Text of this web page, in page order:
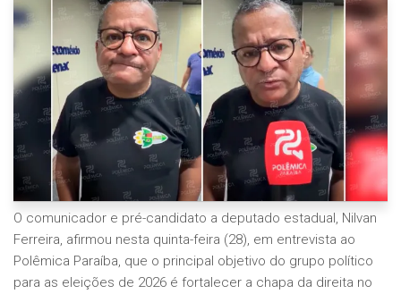
O comunicador e pré-candidato a deputado estadual, Nilvan
Ferreira, afirmou nesta quinta-feira (28), em entrevista ao
Polêmica Paraíba, que o principal objetivo do grupo político
para as eleições de 2026 é fortalecer a chapa da direita no